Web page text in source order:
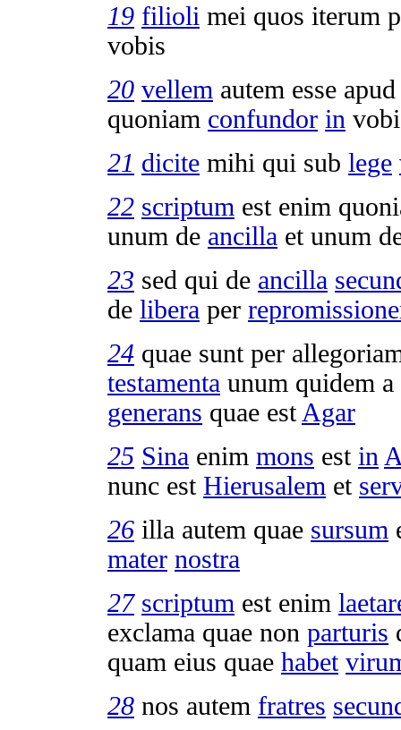
19 filioli mei quos iterum
vobis
20 vellem autem esse
quoniam confundor in
21 dicite mihi qui sub lege
22 scriptum est enim
unum de ancilla et unum
23 sed qui de ancilla
de libera per
24 quae sunt per
testamenta unum quidem a
generans quae est Agar
25 Sina enim mons est in
nunc est Hierusalem et
26 illa autem quae sursum
mater nostra
27 scriptum est enim
exclama quae non parturis
quam eius quae habet
28 nos autem fratres